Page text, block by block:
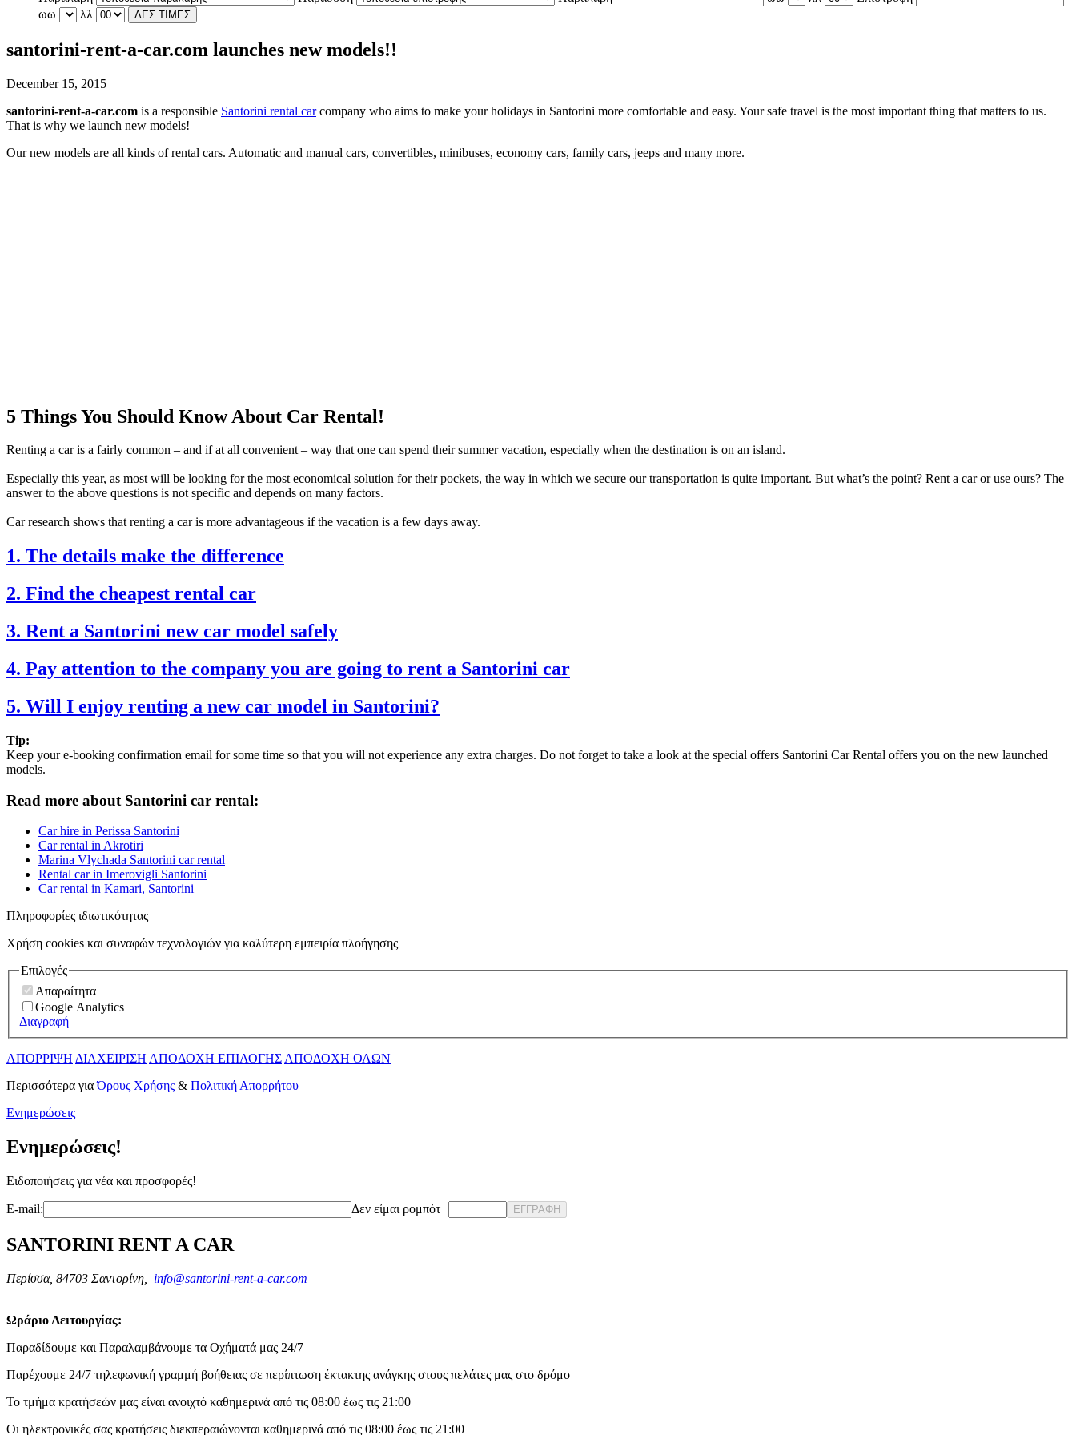
ωω
λλ ΔΕΣ ΤΙΜΕΣ
santorini-rent-a-car.com launches new models!!
December 15, 2015
santorini-rent-a-car.com is a responsible Santorini rental carcompany who aims to make your holidays in Santorini more comfortable and easy. Your safe travel is the most important thing that matters to us.
That is why we launch new models!
Our new models are all kinds of rental cars. Automatic and manual cars, convertibles, minibuses, economy cars, family cars, jeeps and many more.
5 Things You Should Know About Car Rental!
Renting a car is a fairly common – and if at all convenient – way that one can spend their summer vacation, especially when the destination is on an island.
Especially this year, as most will be looking for the most economical solution for their pockets, the way in which we secure our transportation is quite important. But what’s the point? Rent a car or use ours? The
answer to the above questions is not specific and depends on many factors.
Car research shows that renting a car is more advantageous if the vacation is a few days away.
1. The details make the difference
2. Find the cheapest rental car
3. Rent a Santorini new car model safely
4. Pay attention to the company you are going to rent a Santorini car
5. Will I enjoy renting a new car model in Santorini?
Tip:
Keep your e-booking confirmation email for some time so that you will not experience any extra charges. Do not forget to take a look at the special offers Santorini Car Rental offers you on the new launched
models.
Read more about Santorini car rental:
Car hire in Perissa Santorini
Car rental in Akrotiri
Marina Vlychada Santorini car rental
Rental car in Imerovigli Santorini
Car rental in Kamari, Santorini
Πληροφορίες ιδιωτικότητας
Χρήση cookies και συναφών τεχνολογιών για καλύτερη εμπειρία πλοήγησης
Επιλογές
Απαραίτητα
Google Analytics
Διαγραφή
ΑΠΟΡΡΙΨΗ ΔΙΑΧΕΙΡΙΣΗ ΑΠΟΔΟΧΗ ΕΠΙΛΟΓΗΣ ΑΠΟΔΟΧΗ ΟΛΩΝ
Περισσότερα γιαΌρους Χρήσης & Πολιτική Απορρήτου
Ενημερώσεις
Ενημερώσεις!
Ειδοποιήσεις για νέα και προσφορές!
E-mail: Δεν είμαι ρομπότ ΕΓΓΡΑΦΗ
SANTORINI RENT A CAR
Περίσσα, 84703 Σαντορίνη, info@santorini-rent-a-car.com
Ωράριο Λειτουργίας:
Παραδίδουμε και Παραλαμβάνουμε τα Οχήματά μας 24/7
Παρέχουμε 24/7 τηλεφωνική γραμμή βοήθειας σε περίπτωση έκτακτης ανάγκης στους πελάτες μας στο δρόμο
Το τμήμα κρατήσεών μας είναι ανοιχτό καθημερινά από τις 08:00 έως τις 21:00
Οι ηλεκτρονικές σας κρατήσεις διεκπεραιώνονται καθημερινά από τις 08:00 έως τις 21:00